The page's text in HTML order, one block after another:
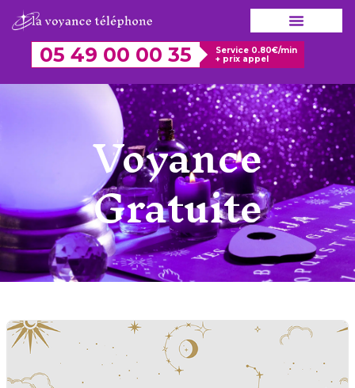
Aller
au
contenu05 49 00 00 35
Service 0.80€/min
+ prix appel
Voyance
Gratuite